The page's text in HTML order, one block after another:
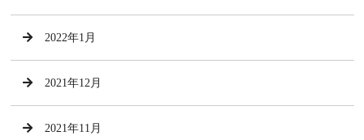
2022年1月
2021年12月
2021年11月